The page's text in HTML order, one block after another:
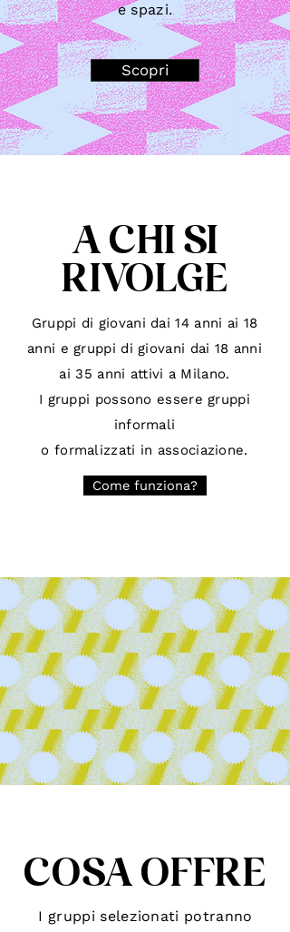
e spazi.
Scopri
A CHI SI
RIVOLGE
Gruppi di giovani dai 14 anni ai 18
anni e gruppi di giovani dai 18 anni
ai 35 anni attivi a Milano.
I gruppi possono essere gruppi
informali
o formalizzati in associazione.
Come funziona?
COSA OFFRE
I gruppi selezionati potranno